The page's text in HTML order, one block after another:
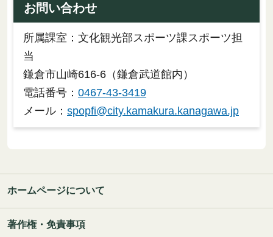
お問い合わせ
所属課室：文化観光部スポーツ課スポーツ担
当
鎌倉市山崎616-6（鎌倉武道館内）
電話番号： 0467-43-3419
メール： spopfi@city.kamakura.kanagawa.jp
ホームページについて
著作権・免責事項